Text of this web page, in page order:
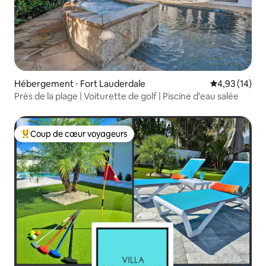
Hébergement ⋅ Fort Lauderdale Évaluation
4,93 (14)
Près de la plage | Voiturette de golf | Piscine d'eau salée
Coups de cœur voyageurs les plus appréciés
Coup de cœur voyageurs